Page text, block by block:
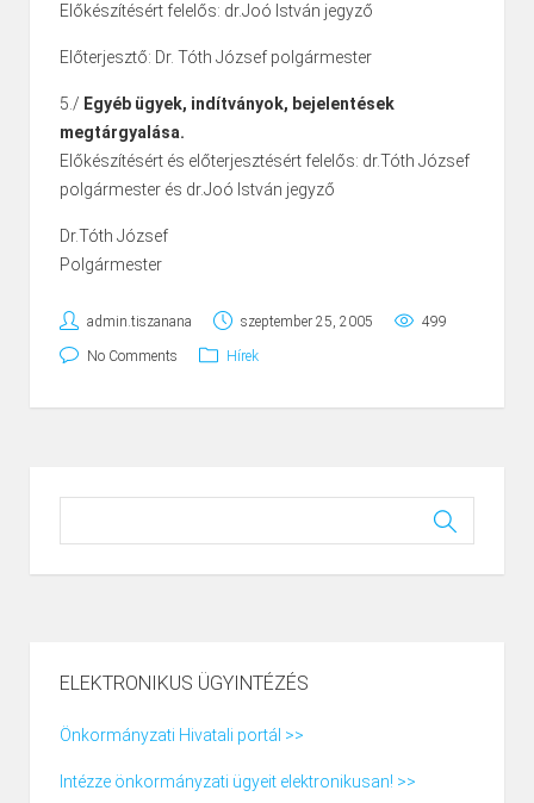
Előkészítésért felelős: dr.Joó István jegyző
Előterjesztő: Dr. Tóth József polgármester
5./ Egyéb ügyek, indítványok, bejelentések
megtárgyalása.
Előkészítésért és előterjesztésért felelős: dr.Tóth József
polgármester és dr.Joó István jegyző
Dr.Tóth József
Polgármester
admin.tiszanana szeptember 25, 2005 499
No Comments Hírek
ELEKTRONIKUS ÜGYINTÉZÉS
Önkormányzati Hivatali portál >>
Intézze önkormányzati ügyeit elektronikusan! >>